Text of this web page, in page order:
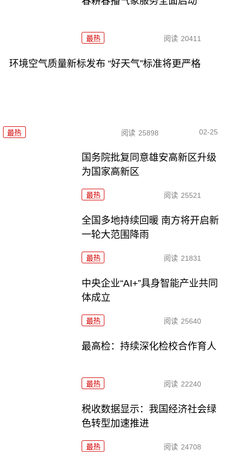
最热 阅读 20411
环境空气质量新标发布 “好天气”标准将更严格
最热 阅读 25898 02-25
国务院批复同意雄安高新区升级
为国家高新区
最热 阅读 25521
全国多地持续回暖 南方将开启新
一轮大范围降雨
最热 阅读 21831
中央企业“AI+”具身智能产业共同
体成立
最热 阅读 25640
最高检：持续深化检校合作育人
最热 阅读 22240
税收数据显示：我国经济社会绿
色转型加速推进
最热 阅读 24708